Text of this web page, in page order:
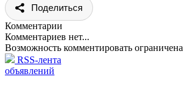
Поделиться
Комментарии
Комментариев нет...
Возможность комментировать ограничена
RSS-лента
объявлений